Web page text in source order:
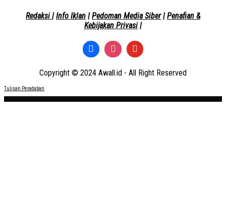
Redaksi|Info Iklan |Pedoman Media Siber|Penafian &
Kebijakan Privasi|
Copyright © 2024 Awall.id - All Right Reserved
Tulisan Peradaban